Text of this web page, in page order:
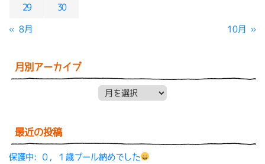
29 30
« 8月 10月 »
月別アーカイブ
最近の投稿
保護中: ０，１歳プール納めでした